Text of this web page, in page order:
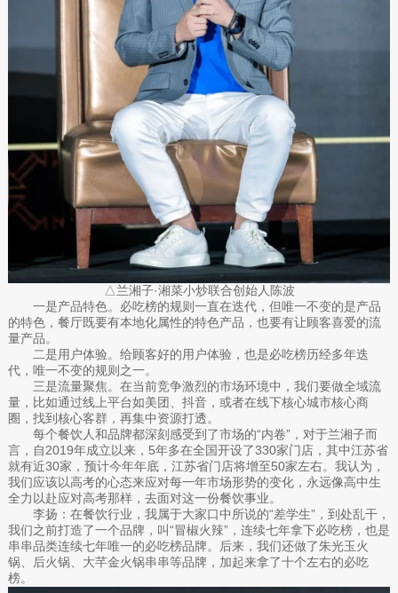
△兰湘子·湘菜小炒联合创始人陈波
一是产品特色。必吃榜的规则一直在迭代，但唯一不变的是产品
的特色，餐厅既要有本地化属性的特色产品，也要有让顾客喜爱的流
量产品。
二是用户体验。给顾客好的用户体验，也是必吃榜历经多年迭
代，唯一不变的规则之一。
三是流量聚焦。在当前竞争激烈的市场环境中，我们要做全域流
量，比如通过线上平台如美团、抖音，或者在线下核心城市核心商
圈，找到核心客群，再集中资源打透。
每个餐饮人和品牌都深刻感受到了市场的“内卷”，对于兰湘子而
言，自2019年成立以来，5年多在全国开设了330家门店，其中江苏省
就有近30家，预计今年年底，江苏省门店将增至50家左右。我认为，
我们应该以高考的心态来应对每一年市场形势的变化，永远像高中生
全力以赴应对高考那样，去面对这一份餐饮事业。
李扬：在餐饮行业，我属于大家口中所说的“差学生”，到处乱干，
我们之前打造了一个品牌，叫“冒椒火辣”，连续七年拿下必吃榜，也是
串串品类连续七年唯一的必吃榜品牌。后来，我们还做了朱光玉火
锅、后火锅、大芊金火锅串串等品牌，加起来拿了十个左右的必吃
榜。